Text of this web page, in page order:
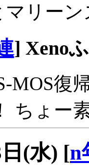
リー
] Xeno
MOS復
ちょー
(水) [n